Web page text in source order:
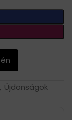
, Újdonságok